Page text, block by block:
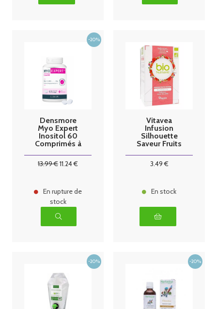
Densmore
Myo Expert
Inositol 60
Comprimés à
13.99€11.24€
En rupture de
stock
Vitavea
Infusion
Silhouette
Saveur Fruits
sachets
3.49€
En stock